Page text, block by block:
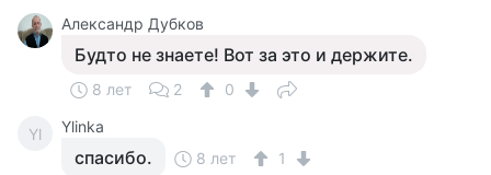
Александр Дубков
Будто не знаете! Вот за это и держите.
8 лет 2 0
Yl Ylinka
спасибо. 8 лет 1